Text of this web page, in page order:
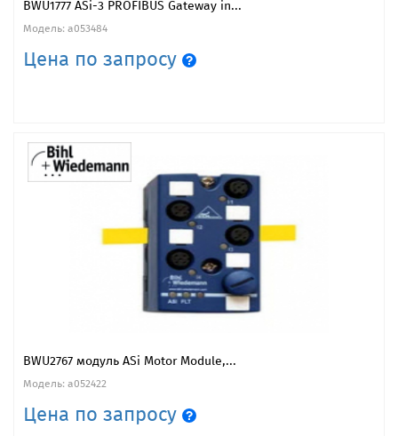
BWU1777 ASi-3 PROFIBUS Gateway in...
Модель: a053484
Цена по запросу
BWU2767 модуль ASi Motor Module,...
Модель: a052422
Цена по запросу